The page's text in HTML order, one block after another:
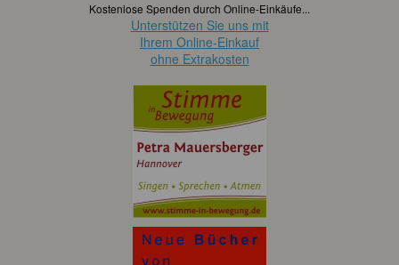
Kostenlose Spenden durch Online-Einkäufe...
Unterstützen Sie uns mit
Ihrem Online-Einkauf
ohne Extrakosten